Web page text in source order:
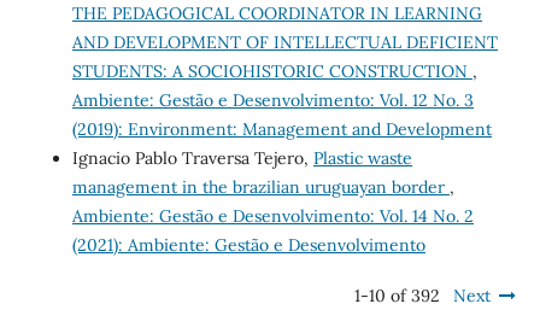
THE PEDAGOGICAL COORDINATOR IN LEARNING
AND DEVELOPMENT OF INTELLECTUAL DEFICIENT
STUDENTS: A SOCIOHISTORIC CONSTRUCTION ,
Ambiente: Gestão e Desenvolvimento: Vol. 12 No. 3
(2019): Environment: Management and Development
Ignacio Pablo Traversa Tejero, Plastic waste
management in the brazilian uruguayan border ,
Ambiente: Gestão e Desenvolvimento: Vol. 14 No. 2
(2021): Ambiente: Gestão e Desenvolvimento
1-10 of 392 Next